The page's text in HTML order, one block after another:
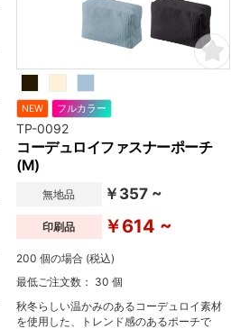
NEW フルカラー
TP-0092
コーデュロイファスナーポーチ
(M)
無地品 ￥357 ~
印刷品 ￥614 ~
200 個の場合 (税込)
最低ご注文数： 30 個
秋冬らしい温かみのあるコーデュロイ素材
を使用した、トレンド感のあるポーチで